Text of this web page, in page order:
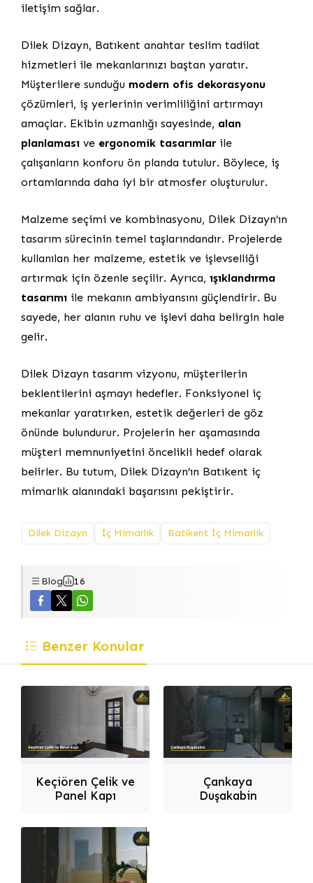
iletişim sağlar.
Dilek Dizayn, Batıkent anahtar teslim tadilat
hizmetleri ile mekanlarınızı baştan yaratır.
Müşterilere sunduğu modern ofis dekorasyonu
çözümleri, iş yerlerinin verimliliğini artırmayı
amaçlar. Ekibin uzmanlığı sayesinde, alan
planlaması ve ergonomik tasarımlar ile
çalışanların konforu ön planda tutulur. Böylece, iş
ortamlarında daha iyi bir atmosfer oluşturulur.
Malzeme seçimi ve kombinasyonu, Dilek Dizayn’ın
tasarım sürecinin temel taşlarındandır. Projelerde
kullanılan her malzeme, estetik ve işlevselliği
artırmak için özenle seçilir. Ayrıca, ışıklandırma
tasarımı ile mekanın ambiyansını güçlendirir. Bu
sayede, her alanın ruhu ve işlevi daha belirgin hale
gelir.
Dilek Dizayn tasarım vizyonu, müşterilerin
beklentilerini aşmayı hedefler. Fonksiyonel iç
mekanlar yaratırken, estetik değerleri de göz
önünde bulundurur. Projelerin her aşamasında
müşteri memnuniyetini öncelikli hedef olarak
belirler. Bu tutum, Dilek Dizayn’ın Batıkent iç
mimarlık alanındaki başarısını pekiştirir.
Dilek Dizayn İç Mimarlık Batıkent İç Mimarlık
Blog 16
Benzer Konular
Keçiören Çelik ve
Panel Kapı
Çankaya
Duşakabin
Dilek Dizayn
Cevap Yaz